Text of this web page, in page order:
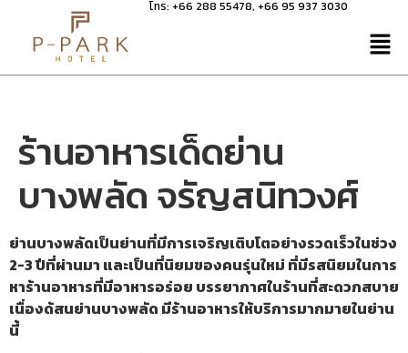
โทร: +66 288 55478, +66 95 937 3030
ร้านอาหารเด็ดย่าน
บางพลัด จรัญสนิทวงศ์
ย่านบางพลัดเป็นย่านที่มีการเจริญเติบโตอย่างรวดเร็วในช่วง
2-3 ปีที่ผ่านมา และเป็นที่นิยมของคนรุ่นใหม่ ที่มีรสนิยมในการ
หาร้านอาหารที่มีอาหารอร่อย บรรยากาศในร้านที่สะดวกสบาย
เนื่องด้สนย่านบางพลัด มีร้านอาหารให้บริการมากมายในย่าน
นี้